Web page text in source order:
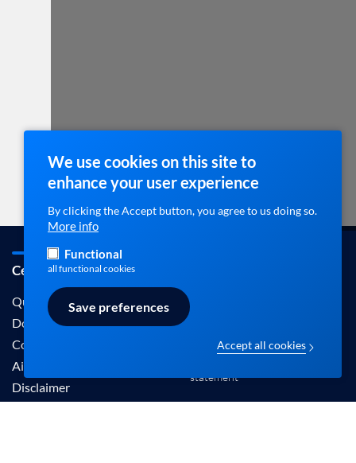
Cebam / ebpracticenet
Qui sommes-nous
Documentation
Contact
Aide
Disclaimer
statement
We use cookies on this site to
enhance your user experience
By clicking the Accept button, you agree to us doing so.
More info
Functional
all functional cookies
Save preferences
Accept all cookies